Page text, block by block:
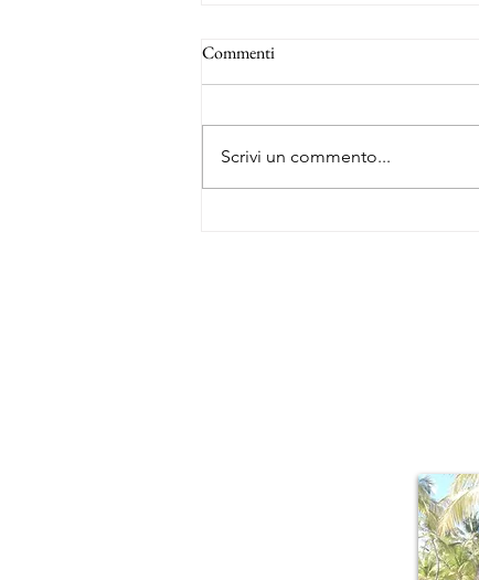
Commenti
Scrivi un commento...